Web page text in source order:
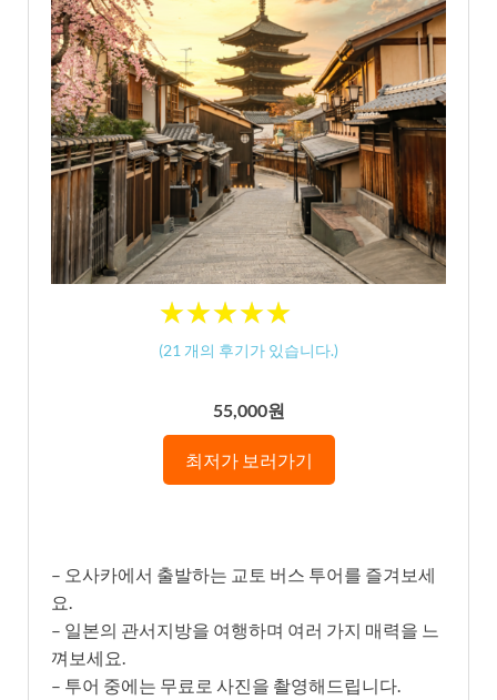
★★★★★
★★★★★
(21 개의 후기가 있습니다.)
55,000원
최저가 보러가기
– 오사카에서 출발하는 교토 버스 투어를 즐겨보세
요.
– 일본의 관서지방을 여행하며 여러 가지 매력을 느
껴보세요.
– 투어 중에는 무료로 사진을 촬영해드립니다.